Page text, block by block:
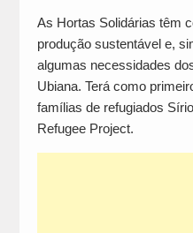
As Hortas Solidárias têm
produção sustentável e,
algumas necessidades
Ubiana. Terá como
famílias de refugiados
Refugee Project.